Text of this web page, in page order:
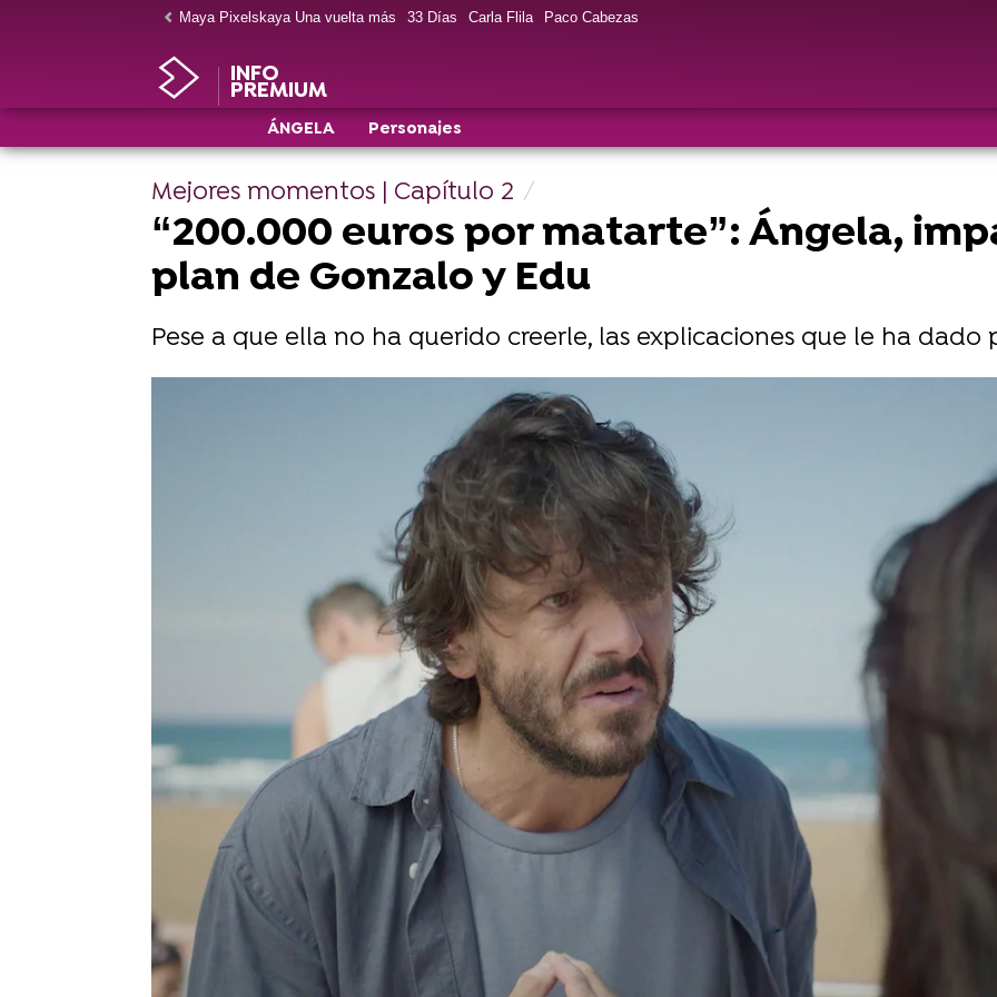
Maya Pixelskaya Una vuelta más 33 Días Carla Flila Paco Cabezas
INFO
PREMIUM
ÁNGELA Personajes
Mejores momentos | Capítulo 2
“200.000 euros por matarte”: Ángela,
plan de Gonzalo y Edu
Pese a que ella no ha querido creerle, las explicaciones que le ha
Disfruta del segundo capítulo de Ángela en atresplayer
Roberto Fernández Ferreira
Publicado: 21 de julio de 2024, 17:09
Whatsapp
FacebookTwitter
Lo que comenzó como un
ha terminado
resultando en algo que
va mucho más allá
. Desde la primera vez
que quedaron, él se dio cuenta de todo al ver las marcas en el cuello